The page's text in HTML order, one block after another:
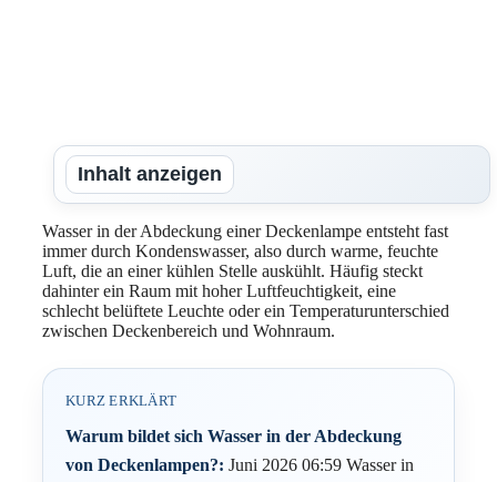
Inhalt anzeigen
Wasser in der Abdeckung einer Deckenlampe entsteht fast
immer durch Kondenswasser, also durch warme, feuchte
Luft, die an einer kühlen Stelle auskühlt. Häufig steckt
dahinter ein Raum mit hoher Luftfeuchtigkeit, eine
schlecht belüftete Leuchte oder ein Temperaturunterschied
zwischen Deckenbereich und Wohnraum.
KURZ ERKLÄRT
Warum bildet sich Wasser in der Abdeckung
von Deckenlampen?: Juni 2026 06:59 Wasser in